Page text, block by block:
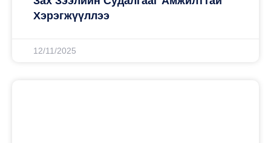
Хэрэгжүүллээ
12/11/2025